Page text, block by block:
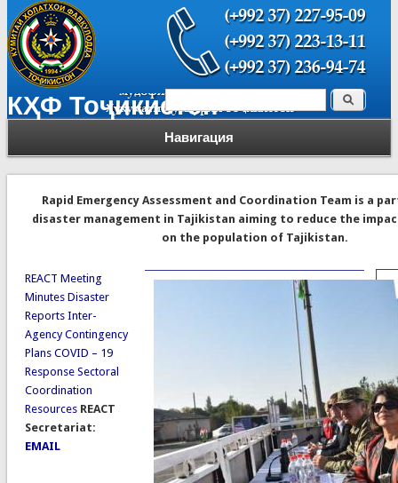
КҲФ Тоҷикистон
Навигация
Форма поиска Поиск
Rapid Emergency Assessment and Coordination Team is a
disaster management in Tajikistan aiming to reduce the
on the population of Tajikistan.
REACT Meeting
Minutes Disaster
Reports Inter-
Agency Contingency
Plans COVID – 19
Response Sectoral
Coordination
Resources REACT
Secretariat:
EMAIL